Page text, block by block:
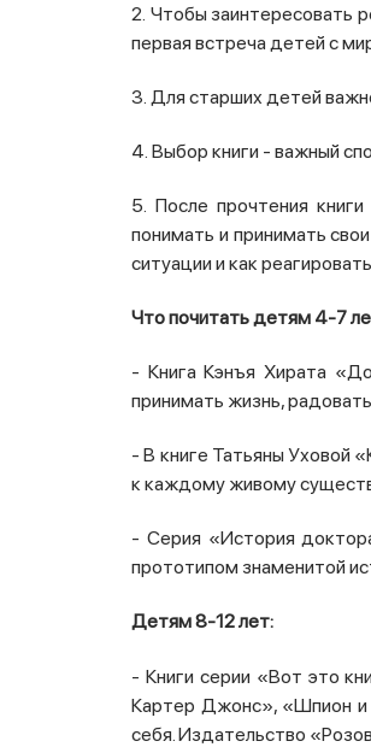
2. Чтобы заинтересовать
первая встреча детей с
3. Для старших детей
4. Выбор книги - важный
5. После прочтения
понимать и принимать
ситуации и как
Что почитать детям 4-7
- Книга Кэнъя Хирата
принимать жизнь,
-В книге Татьяны Уховой
к каждому живому
- Серия «История
прототипом знаменитой
Детям 8-12 лет:
- Книги серии «Вот это
Картер Джонс», «Шпион и
себя. Издательство